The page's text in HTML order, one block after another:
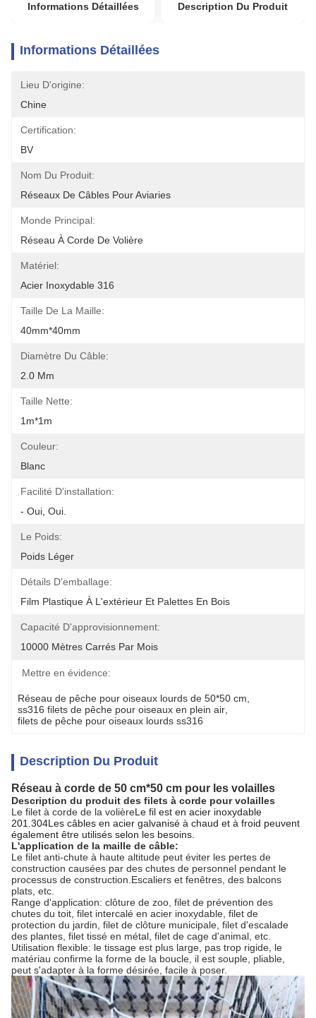
Informations Détaillées Description Du Produit
Informations Détaillées
Lieu D'origine:
Chine
Certification:
BV
Nom Du Produit:
Réseaux De Câbles Pour Aviaries
Monde Principal:
Réseau À Corde De Volière
Matériel:
Acier Inoxydable 316
Taille De La Maille:
40mm*40mm
Diamètre Du Câble:
2.0 Mm
Taille Nette:
1m*1m
Couleur:
Blanc
Facilité D'installation:
- Oui, Oui.
Le Poids:
Poids Léger
Détails D'emballage:
Film Plastique À L'extérieur Et Palettes En Bois
Capacité D'approvisionnement:
10000 Mètres Carrés Par Mois
Mettre en évidence:
Réseau de pêche pour oiseaux lourds de 50*50 cm
ss316 filets de pêche pour oiseaux en plein air
filets de pêche pour oiseaux lourds ss316
Description Du Produit
Réseau à corde de 50 cm*50 cm pour les volailles
Description du produit des filets à corde pour volailles
Le filet à corde de la volièreLe fil est en acier inoxydable
201.304Les câbles en acier galvanisé à chaud et à froid peuvent
également être utilisés selon les besoins.
L'application de la maille de câble:
Le filet anti-chute à haute altitude peut éviter les pertes de
construction causées par des chutes de personnel pendant le
processus de construction.Escaliers et fenêtres, des balcons
plats, etc.
Range d'application: clôture de zoo, filet de prévention des
chutes du toit, filet intercalé en acier inoxydable, filet de
protection du jardin, filet de clôture municipale, filet d'escalade
des plantes, filet tissé en métal, filet de cage d'animal, etc.
Utilisation flexible: le tissage est plus large, pas trop rigide, le
matériau confirme la forme de la boucle, il est souple, pliable,
peut s'adapter à la forme désirée, facile à poser.